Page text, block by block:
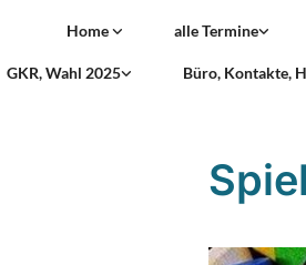
Home alle Termine
GKR, Wahl 2025 Büro, Kontakte,